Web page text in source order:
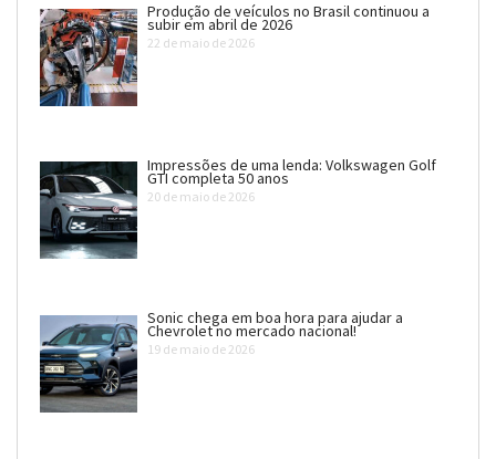
Produção de veículos no Brasil continuou a
subir em abril de 2026
22 de maio de 2026
Impressões de uma lenda: Volkswagen Golf
GTI completa 50 anos
20 de maio de 2026
Sonic chega em boa hora para ajudar a
Chevrolet no mercado nacional!
19 de maio de 2026